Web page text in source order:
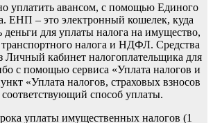
уплатить авансом, с помощью Единого
ЕНП – это электронный кошелек, куда
для уплаты налога на имущество,
транспортного налога и НДФЛ. Средства
Личный кабинет налогоплательщика для
с помощью сервиса «Уплата налогов и
«Уплата налогов, страховых взносов
способ уплаты.
уплаты имущественных налогов (1